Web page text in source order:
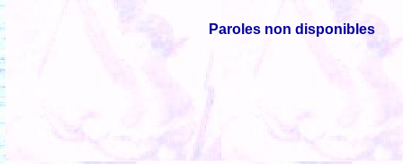
Paroles non disponibles